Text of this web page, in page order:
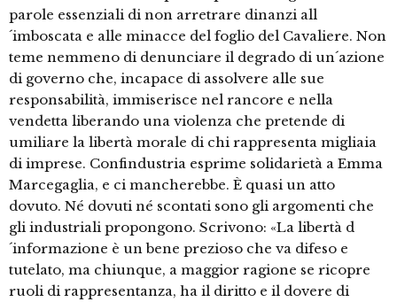
parole essenziali di non arretrare dinanzi all
´imboscata e alle minacce del foglio del Cavaliere. Non
teme nemmeno di denunciare il degrado di un´azione
di governo che, incapace di assolvere alle sue
responsabilità, immiserisce nel rancore e nella
vendetta liberando una violenza che pretende di
umiliare la libertà morale di chi rappresenta migliaia
di imprese. Confindustria esprime solidarietà a Emma
Marcegaglia, e ci mancherebbe. È quasi un atto
dovuto. Né dovuti né scontati sono gli argomenti che
gli industriali propongono. Scrivono: «La libertà d
´informazione è un bene prezioso che va difeso e
tutelato, ma chiunque, a maggior ragione se ricopre
ruoli di rappresentanza, ha il diritto e il dovere di